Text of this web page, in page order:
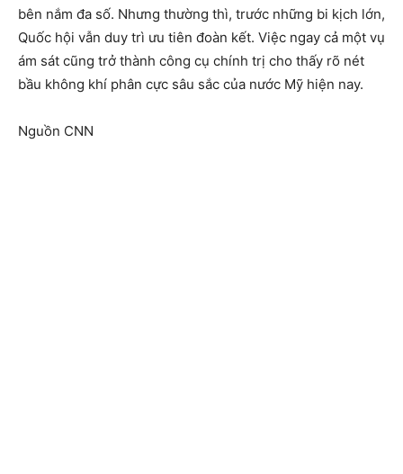
bên nắm đa số. Nhưng thường thì, trước những bi kịch lớn,
Quốc hội vẫn duy trì ưu tiên đoàn kết. Việc ngay cả một vụ
ám sát cũng trở thành công cụ chính trị cho thấy rõ nét
bầu không khí phân cực sâu sắc của nước Mỹ hiện nay.
Nguồn CNN